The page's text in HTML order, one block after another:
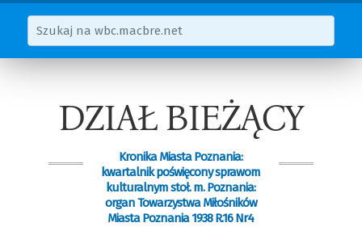
DZIAŁ BIEŻĄCY
Kronika Miasta Poznania:
kwartalnik poświęcony sprawom
kulturalnym stoł. m. Poznania:
organ Towarzystwa Miłośników
Miasta Poznania 1938 R.16 Nr4